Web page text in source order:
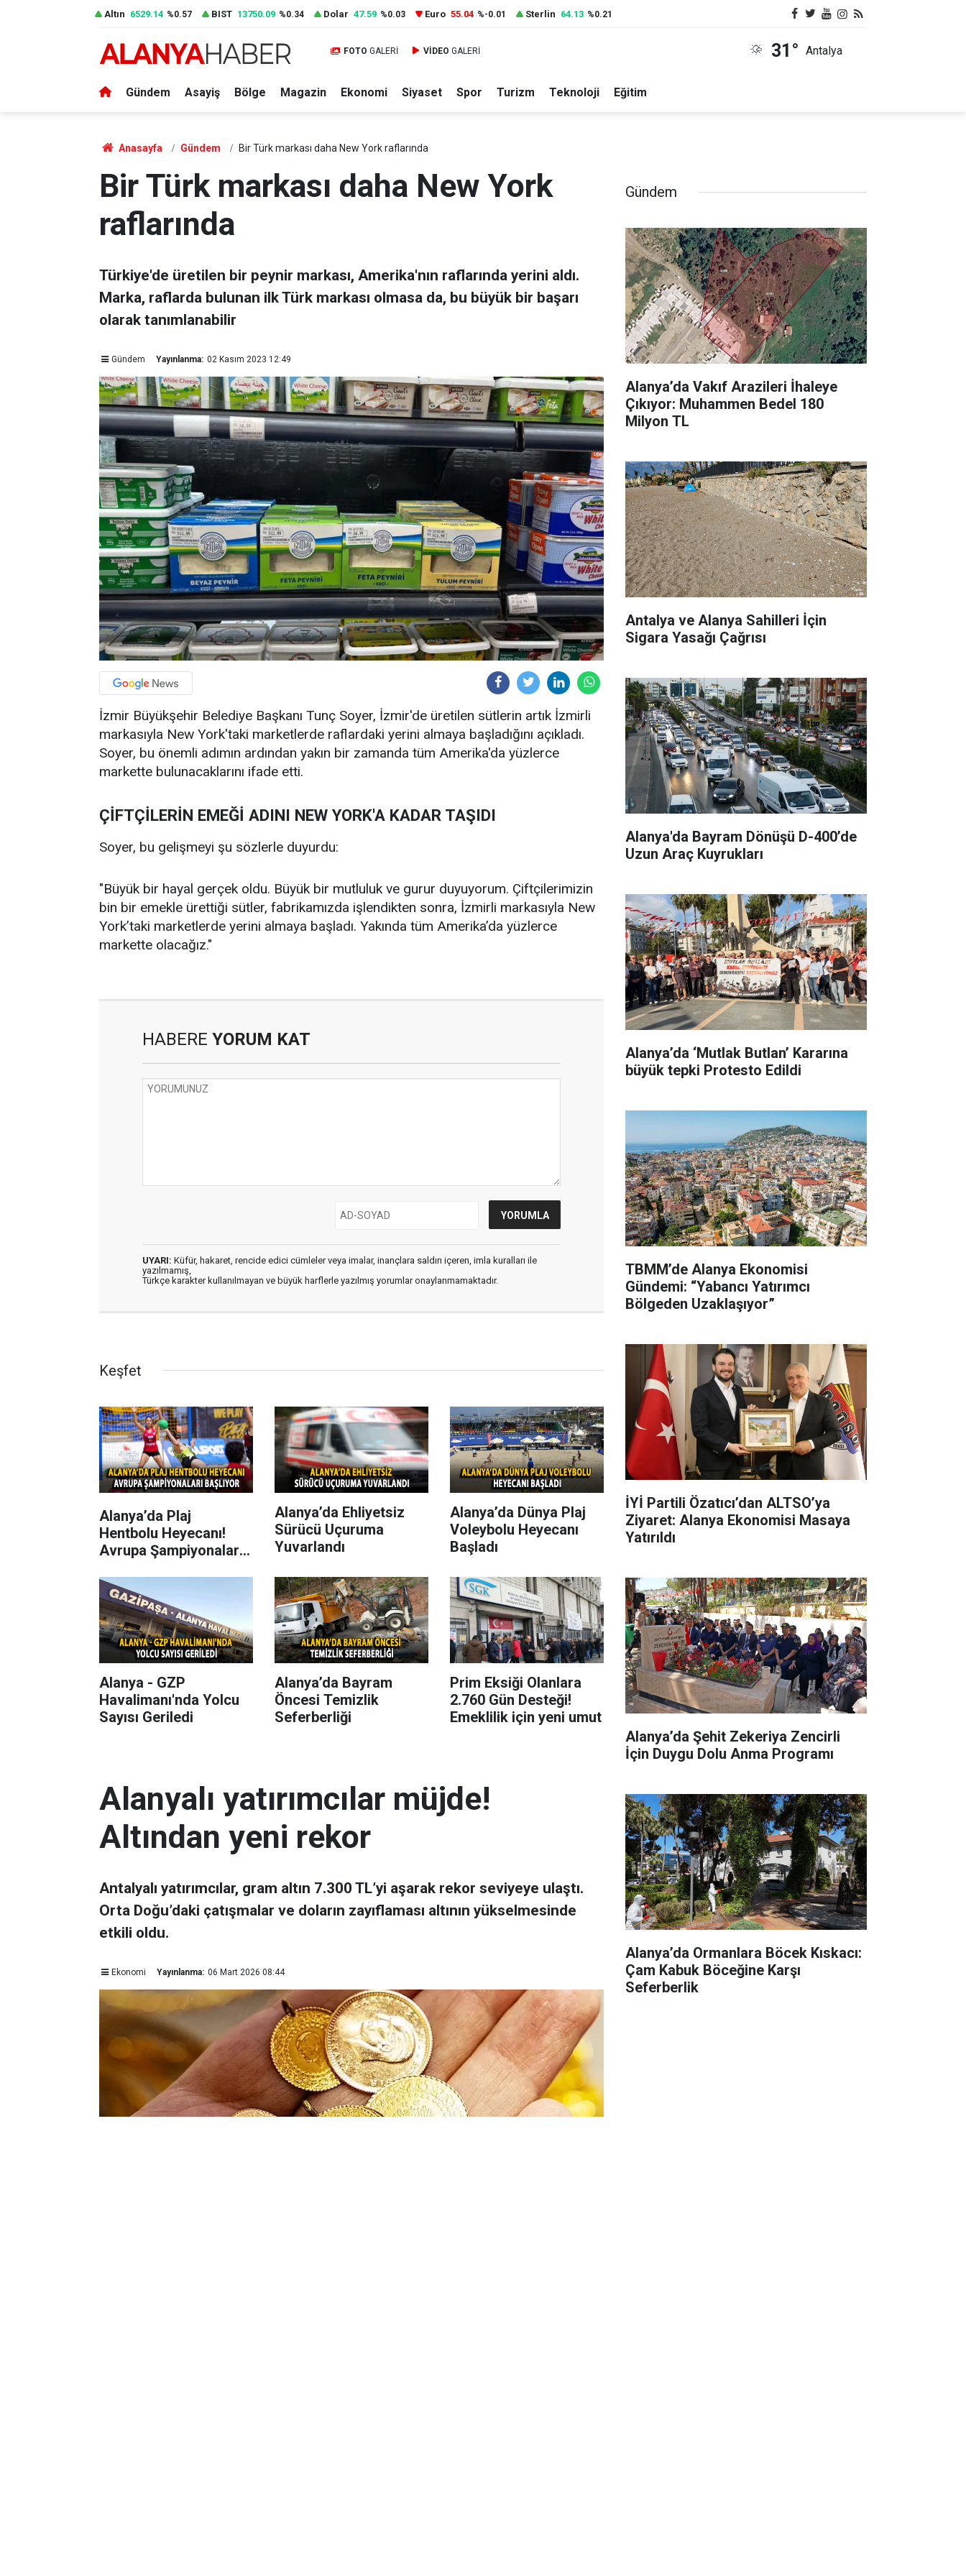
Altın 6529.14 %0.57 BIST 13750.09 %0.34 Dolar 47.59 %0.03 Euro 55.04 %-0.01 Sterlin 64.13 %0.21
FOTO GALERİ VİDEO GALERİ 31° Antalya
Gündem Asayiş Bölge Magazin Ekonomi Siyaset Spor Turizm Teknoloji Eğitim
Anasayfa Gündem Bir Türk markası daha New York raflarında
Bir Türk markası daha New York
raflarında
Türkiye'de üretilen bir peynir markası, Amerika'nın raflarında yerini aldı.
Marka, raflarda bulunan ilk Türk markası olmasa da, bu büyük bir başarı
olarak tanımlanabilir
Gündem Yayınlanma: 02 Kasım 2023 12:49
İzmir Büyükşehir Belediye Başkanı Tunç Soyer, İzmir'de üretilen sütlerin artık İzmirli
markasıyla New York'taki marketlerde raflardaki yerini almaya başladığını açıkladı.
Soyer, bu önemli adımın ardından yakın bir zamanda tüm Amerika'da yüzlerce
markette bulunacaklarını ifade etti.
ÇİFTÇİLERİN EMEĞİ ADINI NEW YORK'A KADAR TAŞIDI
Soyer, bu gelişmeyi şu sözlerle duyurdu:
"Büyük bir hayal gerçek oldu. Büyük bir mutluluk ve gurur duyuyorum. Çiftçilerimizin
bin bir emekle ürettiği sütler, fabrikamızda işlendikten sonra, İzmirli markasıyla New
York’taki marketlerde yerini almaya başladı. Yakında tüm Amerika’da yüzlerce
markette olacağız."
HABERE YORUM KAT
UYARI: Küfür, hakaret, rencide edici cümleler veya imalar, inançlara saldırı içeren, imla kuralları ile
yazılmamış,
Türkçe karakter kullanılmayan ve büyük harflerle yazılmış yorumlar onaylanmamaktadır.
Keşfet
Alanya’da Plaj
Hentbolu Heyecanı!
Avrupa Şampiyonaları
Alanya’da Ehliyetsiz
Sürücü Uçuruma
Yuvarlandı
Alanya’da Dünya Plaj
Voleybolu Heyecanı
Başladı
Alanya - GZP
Havalimanı'nda Yolcu
Sayısı Geriledi
Alanya’da Bayram
Öncesi Temizlik
Seferberliği
Prim Eksiği Olanlara
2.760 Gün Desteği!
Emeklilik için yeni umut
Alanyalı yatırımcılar müjde!
Altından yeni rekor
Antalyalı yatırımcılar, gram altın 7.300 TL’yi aşarak rekor seviyeye ulaştı.
Orta Doğu’daki çatışmalar ve doların zayıflaması altının yükselmesinde
etkili oldu.
Ekonomi Yayınlanma: 06 Mart 2026 08:44
Gündem
Alanya’da Vakıf Arazileri İhaleye
Çıkıyor: Muhammen Bedel 180
Milyon TL
Antalya ve Alanya Sahilleri İçin
Sigara Yasağı Çağrısı
Alanya'da Bayram Dönüşü D-400’de
Uzun Araç Kuyrukları
Alanya’da ‘Mutlak Butlan’ Kararına
büyük tepki Protesto Edildi
TBMM’de Alanya Ekonomisi
Gündemi: “Yabancı Yatırımcı
Bölgeden Uzaklaşıyor”
İYİ Partili Özatıcı’dan ALTSO’ya
Ziyaret: Alanya Ekonomisi Masaya
Yatırıldı
Alanya’da Şehit Zekeriya Zencirli
İçin Duygu Dolu Anma Programı
Alanya’da Ormanlara Böcek Kıskacı:
Çam Kabuk Böceğine Karşı
Seferberlik